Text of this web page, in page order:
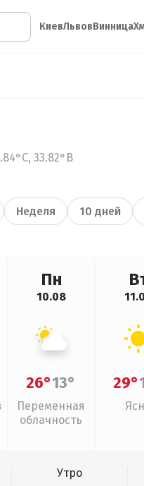
КиевЛьвовВинница
33.82°В
Неделя 10 дней
Пн
10.08
26°13°
Переменная
облачность
29°
Утро